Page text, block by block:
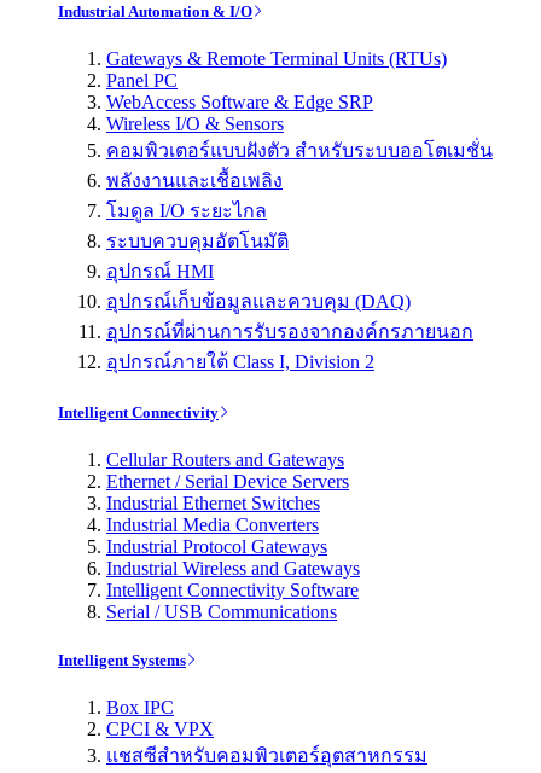
Industrial Automation & I/O
Gateways & Remote Terminal Units (RTUs)
Panel PC
WebAccess Software & Edge SRP
Wireless I/O & Sensors
คอมพิวเตอร์แบบฝังตัว สำหรับระบบออโตเมชั่น
พลังงานและเชื้อเพลิง
โมดูล I/O ระยะไกล
ระบบควบคุมอัตโนมัติ
อุปกรณ์ HMI
อุปกรณ์เก็บข้อมูลและควบคุม (DAQ)
อุปกรณ์ที่ผ่านการรับรองจากองค์กรภายนอก
อุปกรณ์ภายใต้ Class I, Division 2
Intelligent Connectivity
Cellular Routers and Gateways
Ethernet / Serial Device Servers
Industrial Ethernet Switches
Industrial Media Converters
Industrial Protocol Gateways
Industrial Wireless and Gateways
Intelligent Connectivity Software
Serial / USB Communications
Intelligent Systems
Box IPC
CPCI & VPX
แชสซีสำหรับคอมพิวเตอร์อุตสาหกรรม